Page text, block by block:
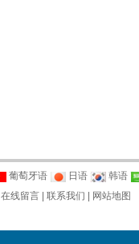
葡萄牙语 日语
韩语
在线留言 联系我们
网站地图